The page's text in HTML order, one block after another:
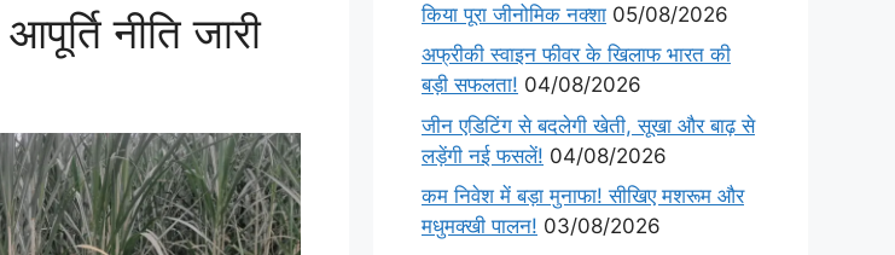
नीति जारी
किया पूरा जीनोमिक नक्शा 05/08/2026
अफ्रीकी स्वाइन फीवर के खिलाफ भारत की
बड़ी सफलता! 04/08/2026
जीन एडिटिंग से बदलेगी खेती, सूखा और बाढ़ से
लड़ेंगी नई फसलें! 04/08/2026
कम निवेश में बड़ा मुनाफा! सीखिए मशरूम और
मधुमक्खी पालन! 03/08/2026